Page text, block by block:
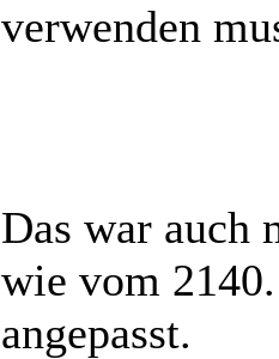
verwenden
Das war auch
wie vom
angepasst.